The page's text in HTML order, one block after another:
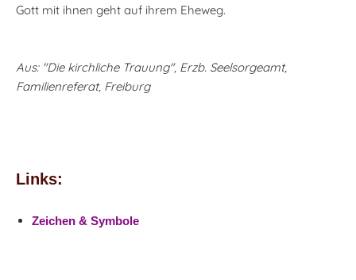
Gott mit ihnen geht auf ihrem Eheweg.
Aus: "Die kirchliche Trauung", Erzb. Seelsorgeamt,
Familienreferat, Freiburg
Links:
Zeichen & Symbole